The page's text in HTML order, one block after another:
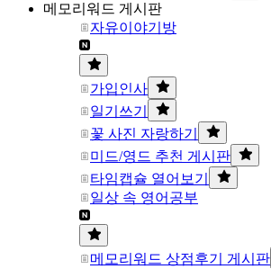
메모리워드 게시판
자유이야기방
가입인사
일기쓰기
꽃 사진 자랑하기
미드/영드 추천 게시판
타임캡슐 열어보기
일상 속 영어공부
메모리워드 상점후기 게시판